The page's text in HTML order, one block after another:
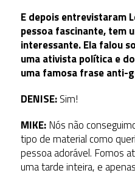
E depois entrevistaram
pessoa fascinante, tem
interessante. Ela falou
uma ativista política e
uma famosa frase anti-
DENISE:Sim!
MIKE:Nós não
tipo de material como
pessoa adorável. Fomos
uma tarde inteira, e